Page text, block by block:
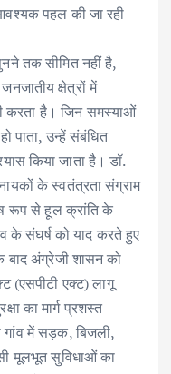
पहल की जा रही
तक सीमित नहीं है,
क्षेत्रों में
करता है। जिन समस्याओं
पाता, उन्हें संबंधित
किया जाता है। डॉ.
के स्वतंत्रता संग्राम
रूप से हूल क्रांति के
के संघर्ष को याद करते हुए
बाद अंग्रेजी शासन को
(एसपीटी एक्ट) लागू
का मार्ग प्रशस्त
गांव में सड़क, बिजली,
मूलभूत सुविधाओं का